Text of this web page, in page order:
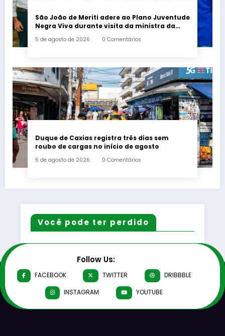
São João de Meriti adere ao Plano Juventude
Negra Viva durante visita da ministra da
5 de agosto de 2026 0 Comentários
Duque de Caxias registra três dias sem
roubo de cargas no início de agosto
5 de agosto de 2026 0 Comentários
Você pode ter perdido
Follow Us:
FACEBOOK TWITTER
DRIBBBLE
INSTAGRAM
YOUTUBE